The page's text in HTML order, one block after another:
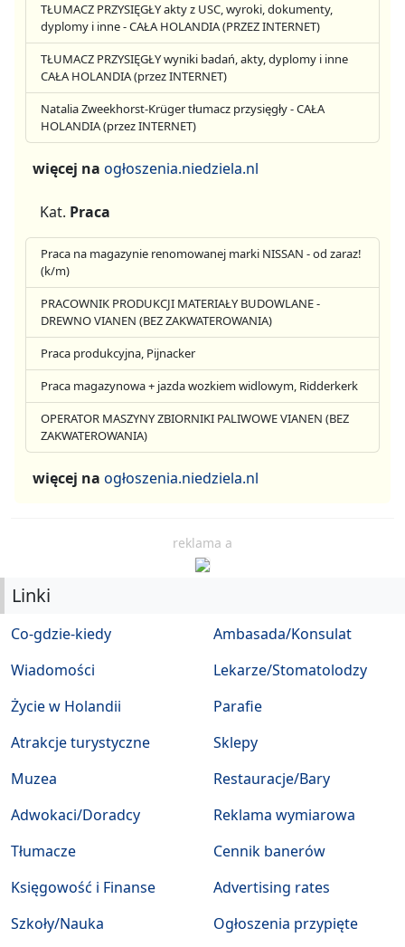
TŁUMACZ PRZYSIĘGŁY akty z USC, wyroki, dokumenty,
dyplomy i inne - CAŁA HOLANDIA (PRZEZ INTERNET)
TŁUMACZ PRZYSIĘGŁY wyniki badań, akty, dyplomy i inne
CAŁA HOLANDIA (przez INTERNET)
Natalia Zweekhorst-Krüger tłumacz przysięgły - CAŁA
HOLANDIA (przez INTERNET)
więcej na ogłoszenia.niedziela.nl
Kat. Praca
Praca na magazynie renomowanej marki NISSAN - od zaraz!
(k/m)
PRACOWNIK PRODUKCJI MATERIAŁY BUDOWLANE -
DREWNO VIANEN (BEZ ZAKWATEROWANIA)
Praca produkcyjna, Pijnacker
Praca magazynowa + jazda wozkiem widlowym, Ridderkerk
OPERATOR MASZYNY ZBIORNIKI PALIWOWE VIANEN (BEZ
ZAKWATEROWANIA)
więcej na ogłoszenia.niedziela.nl
reklama a
Linki
Co-gdzie-kiedy
Wiadomości
Życie w Holandii
Atrakcje turystyczne
Muzea
Ambasada/Konsulat
Lekarze/Stomatolodzy
Parafie
Sklepy
Restauracje/Bary
Adwokaci/Doradcy
Tłumacze
Księgowość i Finanse
Szkoły/Nauka
Reklama wymiarowa
Cennik banerów
Advertising rates
Ogłoszenia przypięte